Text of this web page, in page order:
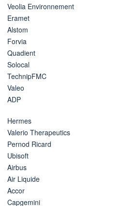
Veolia Environnement
Eramet
Alstom
Forvia
Quadient
Solocal
TechnipFMC
Valeo
ADP
Hermes
Valerio Therapeutics
Pernod Ricard
Ubisoft
Airbus
Air Liquide
Accor
Capgemini